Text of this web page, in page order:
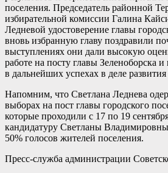
поселения. Председатель районной
избирательной комиссии Галина
Ледневой удостоверение главы
вновь избранную главу поздравили
выступлениях они дали высокую
работе на посту главы Зеленоборска
в дальнейших успехах в деле
Напомним, что Светлана Леднева
выборах на пост главы городского
которые проходили с 17 по 19
кандидатуру Светланы
50% голосов жителей поселения.
Пресс-служба администрации